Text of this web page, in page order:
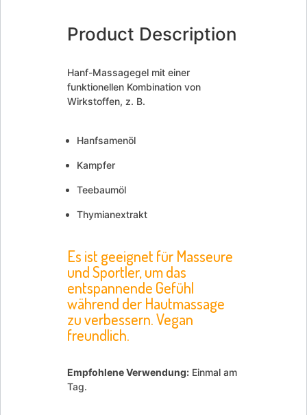
Product Description
Hanf-Massagegel mit einer
funktionellen Kombination von
Wirkstoffen, z. B.
Hanfsamenöl
Kampfer
Teebaumöl
Thymianextrakt
Es ist geeignet für Masseure
und Sportler, um das
entspannende Gefühl
während der Hautmassage
zu verbessern. Vegan
freundlich.
Empfohlene Verwendung: Einmal am
Tag.